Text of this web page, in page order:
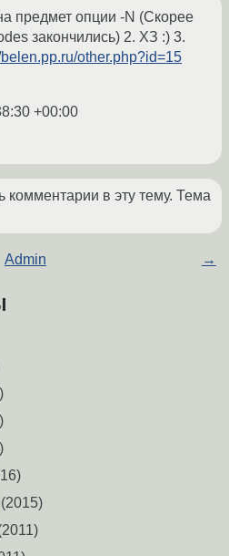
предмет опции -N (Скорее
закончились) 2. ХЗ :) 3.
belen.pp.ru/other.php?id=15
+00:00
комментарии в эту тему. Тема
Admin →
(2015)